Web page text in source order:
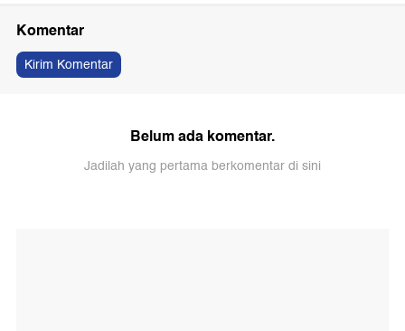
Komentar
Kirim Komentar
Belum ada komentar.
Jadilah yang pertama berkomentar di sini